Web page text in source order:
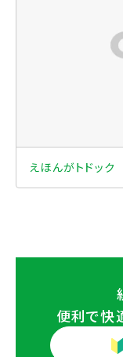
えほんがトドック
便利で快